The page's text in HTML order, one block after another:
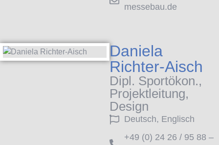
messebau.de
Daniela
Richter-Aisch
Dipl. Sportökon.,
Projektleitung,
Design
Deutsch, Englisch
+49 (0) 24 26 / 95 88 –